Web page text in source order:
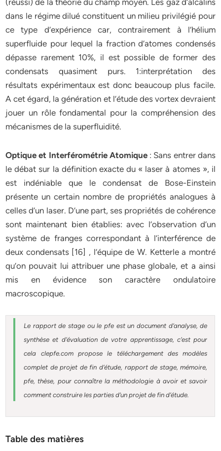
(réussi) de la théorie du champ moyen. Les gaz d’alcalins
dans le régime dilué constituent un milieu privilégié pour
ce type d’expérience car, contrairement à l’hélium
superfluide pour lequel la fraction d’atomes condensés
dépasse rarement 10%, il est possible de former des
condensats quasiment purs. 1:interprétation des
résultats expérimentaux est donc beaucoup plus facile.
A cet égard, la génération et l’étude des vortex devraient
jouer un rôle fondamental pour la compréhension des
mécanismes de la superfluidité.
Optique et Interférométrie Atomique: Sans entrer dans
le débat sur la définition exacte du « laser à atomes », il
est indéniable que le condensat de Bose-Einstein
présente un certain nombre de propriétés analogues à
celles d’un laser. D’une part, ses propriétés de cohérence
sont maintenant bien établies: avec l’observation d’un
système de franges correspondant à l’interférence de
deux condensats [16] , l’équipe de W. Ketterle a montré
qu’on pouvait lui attribuer une phase globale, et a ainsi
mis en évidence son caractère ondulatoire
macroscopique.
Le rapport de stage ou le pfe est un document d’analyse, de
synthèse et d’évaluation de votre apprentissage, c’est pour
cela clepfe.com propose le téléchargement des modèles
complet de projet de fin d’étude, rapport de stage, mémoire,
pfe, thèse, pour connaître la méthodologie à avoir et savoir
comment construire les parties d’un projet de fin d’étude.
Table des matières